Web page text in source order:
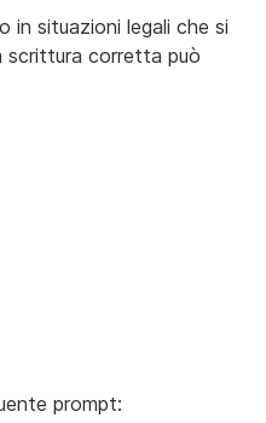
in situazioni legali che si
scrittura corretta può
prompt: